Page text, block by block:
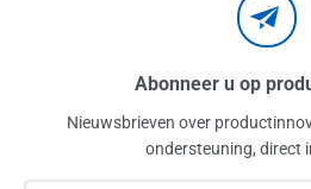
Abonneer u op
Nieuwsbrieven over
ondersteuning, direct